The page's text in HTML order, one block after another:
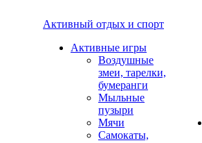
Активный отдых и спорт
Активные игры
Воздушные
змеи, тарелки,
бумеранги
Мыльные
пузыри
Мячи
Самокаты,